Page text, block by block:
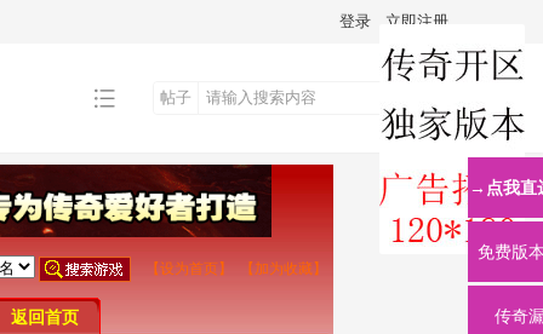
登录 立即注册
帖子
搜
索
→点我直
免费版
传奇